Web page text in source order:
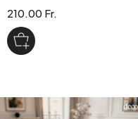
210.00 Fr.